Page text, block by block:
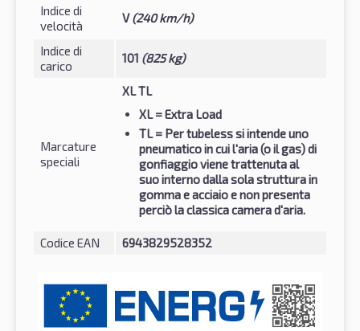
Indice di
velocità
V(240 km/h)
Indice di
carico
101 (825 kg)
Marcature
speciali
XL TL
XL = Extra Load
TL = Per tubeless si intende uno
pneumatico in cui l'aria (o il gas) di
gonfiaggio viene trattenuta al
suo interno dalla sola struttura in
gomma e acciaio e non presenta
perciò la classica camera d'aria.
Codice EAN 6943829528352